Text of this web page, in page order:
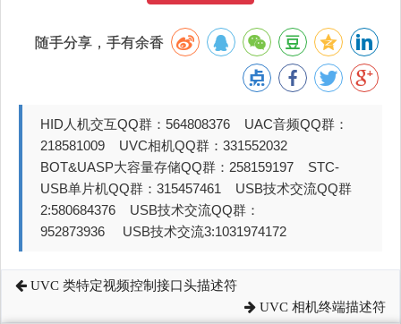
随手分享，手有余香
HID人机交互QQ群：564808376 UAC音频QQ群：
218581009 UVC相机QQ群：331552032
BOT&UASP大容量存储QQ群：258159197 STC-
USB单片机QQ群：315457461 USB技术交流QQ群
2:580684376 USB技术交流QQ群：
952873936 USB技术交流3:1031974172
UVC 类特定视频控制接口头描述符
UVC 相机终端描述符